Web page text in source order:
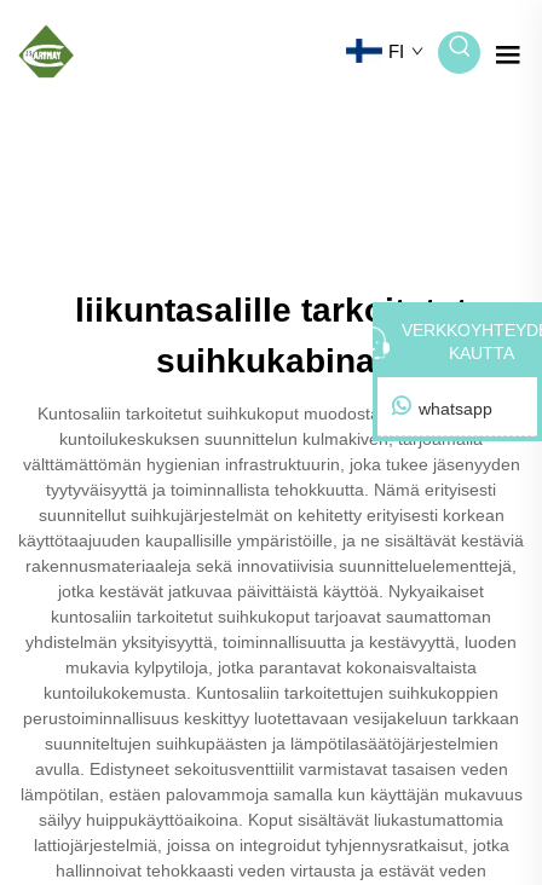
FI
liikuntasalille tarkoitetut
suihkukabinat
Kuntosaliin tarkoitetut suihkukoput muodostavat nykyaikaisen
kuntoilukeskuksen suunnittelun kulmakiven, tarjoamalla
välttämättömän hygienian infrastruktuurin, joka tukee jäsenyyden
tyytyväisyyttä ja toiminnallista tehokkuutta. Nämä erityisesti
suunnitellut suihkujärjestelmät on kehitetty erityisesti korkean
käyttötaajuuden kaupallisille ympäristöille, ja ne sisältävät kestäviä
rakennusmateriaaleja sekä innovatiivisia suunnitteluelementtejä,
jotka kestävät jatkuvaa päivittäistä käyttöä. Nykyaikaiset
kuntosaliin tarkoitetut suihkukoput tarjoavat saumattoman
yhdistelmän yksityisyyttä, toiminnallisuutta ja kestävyyttä, luoden
mukavia kylpytiloja, jotka parantavat kokonaisvaltaista
kuntoilukokemusta. Kuntosaliin tarkoitettujen suihkukoppien
perustoiminnallisuus keskittyy luotettavaan vesijakeluun tarkkaan
suunniteltujen suihkupäästen ja lämpötilasäätöjärjestelmien
avulla. Edistyneet sekoitusventtiilit varmistavat tasaisen veden
lämpötilan, estäen palovammoja samalla kun käyttäjän mukavuus
säilyy huippukäyttöaikoina. Koput sisältävät liukastumattomia
lattiojärjestelmiä, joissa on integroidut tyhjennysratkaisut, jotka
hallinnoivat tehokkaasti veden virtausta ja estävät veden
KAUTTA
whatsapp